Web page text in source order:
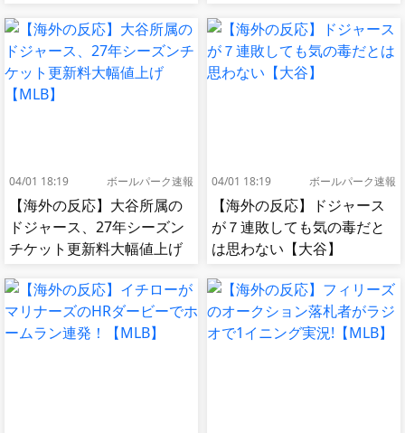
04/01 18:19 ボールパーク速報
【海外の反応】大谷所属の
ドジャース、27年シーズン
チケット更新料大幅値上げ
04/01 18:19 ボールパーク速報
【海外の反応】ドジャース
が７連敗しても気の毒だと
は思わない【大谷】